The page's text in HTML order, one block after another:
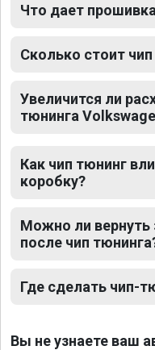
Что дает
Сколько стоит
Увеличится ли
тюнинга
Как чип тюнинг
коробку?
Можно ли вернуть
после чип
Где сделать чип-
Вы не узнаете ваш